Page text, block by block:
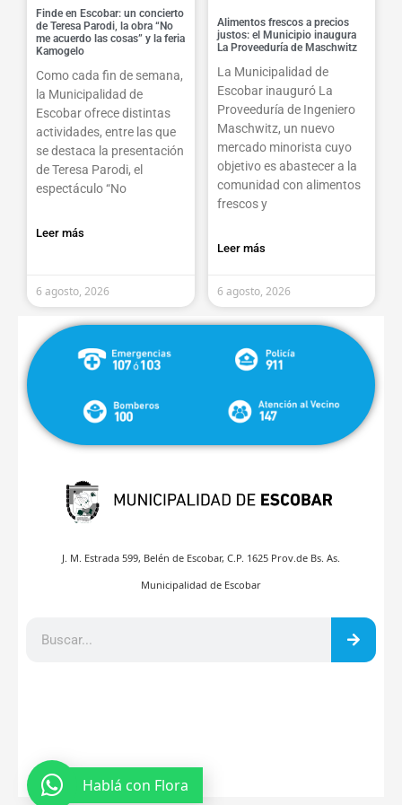
Finde en Escobar: un concierto
de Teresa Parodi, la obra “No
me acuerdo las cosas” y la feria
Kamogelo
Como cada fin de semana,
la Municipalidad de
Escobar ofrece distintas
actividades, entre las que
se destaca la presentación
de Teresa Parodi, el
espectáculo “No
Leer más
6 agosto, 2026
Alimentos frescos a precios
justos: el Municipio inaugura
La Proveeduría de Maschwitz
La Municipalidad de
Escobar inauguró La
Proveeduría de Ingeniero
Maschwitz, un nuevo
mercado minorista cuyo
objetivo es abastecer a la
comunidad con alimentos
frescos y
Leer más
6 agosto, 2026
J. M. Estrada 599, Belén de Escobar, C.P. 1625 Prov.de Bs. As.
Municipalidad de Escobar
Hablá con Flora